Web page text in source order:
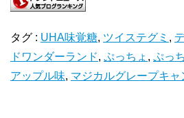
タグ : UHA味覚糖, ツイステグミ ,
ドワンダーランド, ぷっちょ , ぷっ
アップル味, マジカルグレープキャ